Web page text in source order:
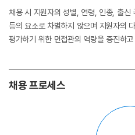
채용 시 지원자의 성별, 연령, 인종, 출
등의 요소로 차별하지 않으며 지원자의
평가하기 위한 면접관의 역량을 증진하
채용 프로세스